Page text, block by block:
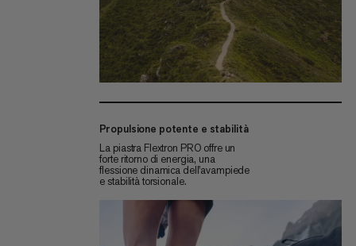
Propulsione potente e stabilità
La piastra Flextron PRO offre un
forte ritorno di energia, una
flessione dinamica dell'avampiede
e stabilità torsionale.